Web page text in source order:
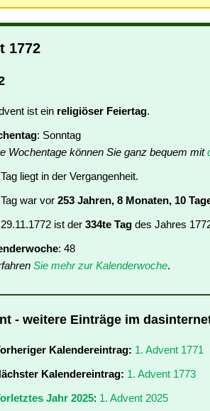
1772
ist ein religiöser Feiertag.
: Sonntag
Wochentage können Sie ganz bequem mit
liegt in der Vergangenheit.
war vor 253 Jahren, 8 Monaten, 10
ist der 334te Tag des Jahres
: 48
Sie mehr zur Kalenderwoche.
- weitere Einträge im
Kalendereintrag: 1. Advent 1771
Kalendereintrag: 1. Advent 1773
Jahr 2025: 1. Advent 2025